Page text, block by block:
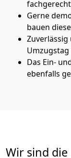
fachgerecht
Gerne
bauen
Das Ein-
ebenfalls
Wir sind